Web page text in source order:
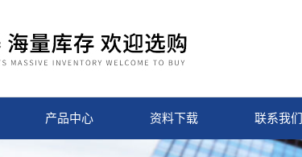
产品中心 资料下载 联系我们